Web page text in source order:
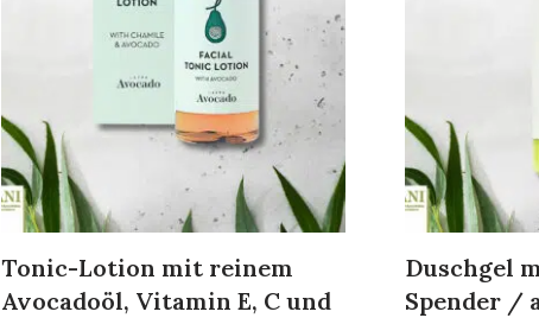
Tonic-Lotion mit reinem
Avocadoöl, Vitamin E, C und
Duschgel
Spender /